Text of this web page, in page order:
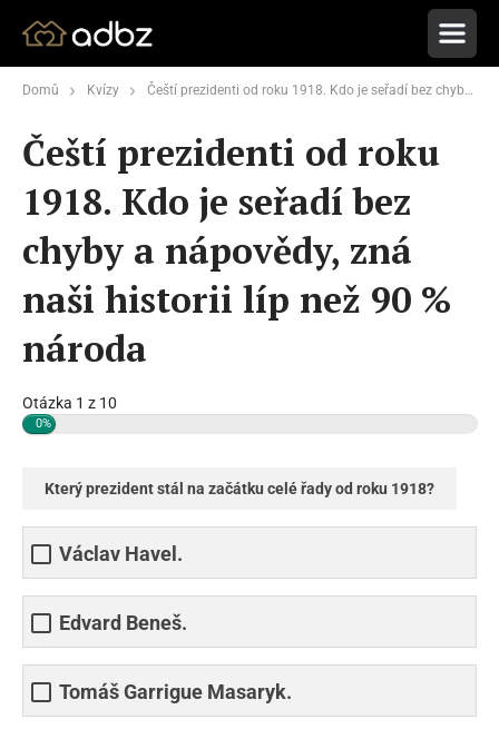
Domů Kvízy Čeští prezidenti od roku 1918. Kdo je seřadí bez chyby a nápovědy, zná naši historii líp než 90 % národa
Čeští prezidenti od roku
1918. Kdo je seřadí bez
chyby a nápovědy, zná
naši historii líp než 90 %
národa
Otázka 1 z 10
0%
Který prezident stál na začátku celé řady od roku 1918?
Václav Havel.
Edvard Beneš.
Tomáš Garrigue Masaryk.